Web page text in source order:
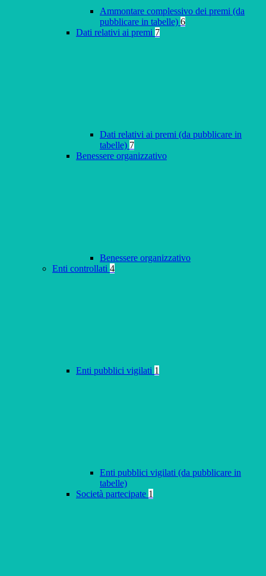
Ammontare complessivo dei premi (da
pubblicare in tabelle) 6
Dati relativi ai premi 7
Dati relativi ai premi (da pubblicare in
tabelle) 7
Benessere organizzativo
Benessere organizzativo
Enti controllati 4
Enti pubblici vigilati 1
Enti pubblici vigilati (da pubblicare in
tabelle)
Società partecipate 1